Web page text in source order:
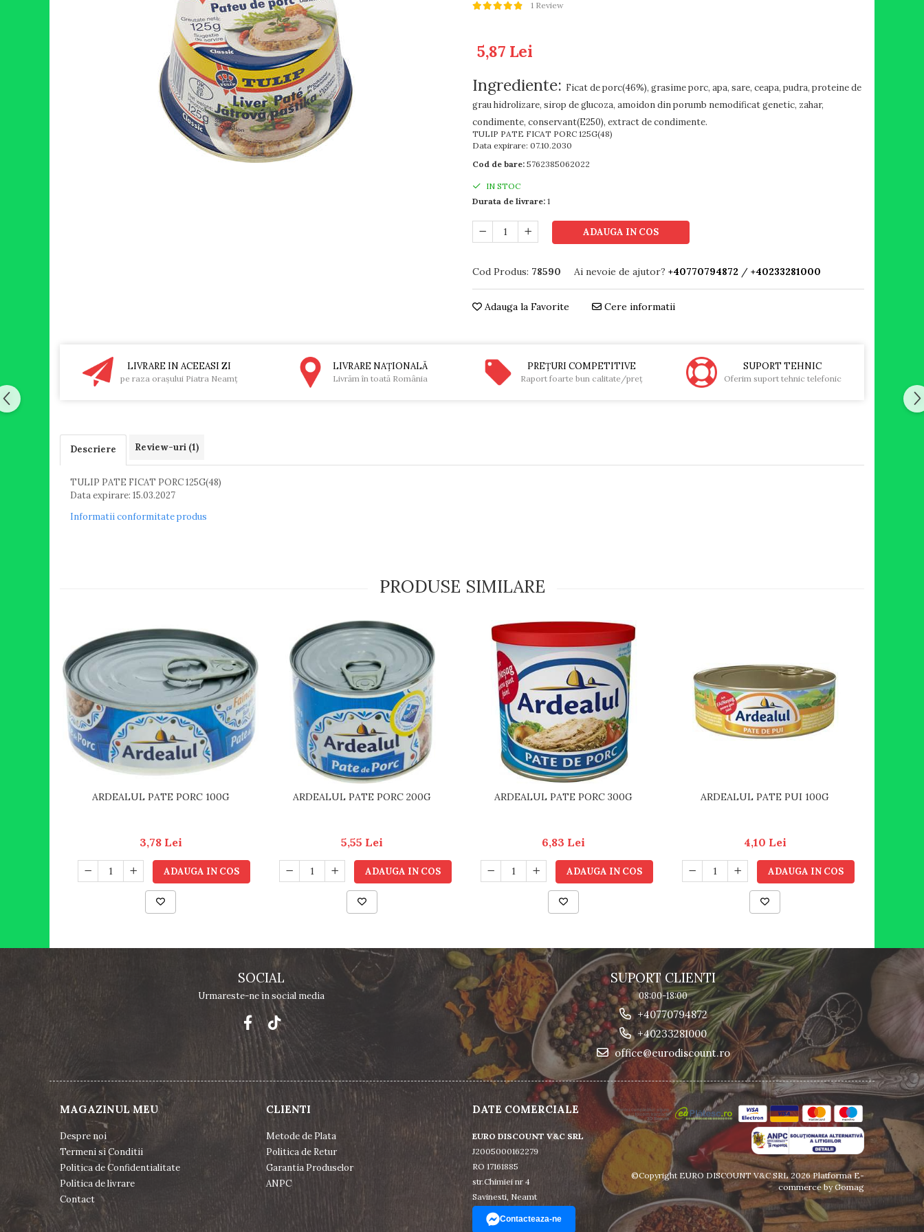
1 Review
5,87 Lei
Ingrediente: Ficat de porc(46%), grasime porc, apa, sare, ceapa, pudra, proteine de
grau hidrolizare, sirop de glucoza, amoidon din porumb nemodificat genetic, zahar,
condimente, conservant(E250), extract de condimente.
TULIP PATE FICAT PORC 125G(48)
Data expirare: 07.10.2030
Cod de bare: 5762385062022
IN STOC
Durata de livrare: 1
ADAUGA IN COS
Cod Produs: 78590 Ai nevoie de ajutor? +40770794872 / +40233281000
Adauga la Favorite Cere informatii
LIVRARE IN ACEEASI ZI
pe raza oraşului Piatra Neamţ
LIVRARE NAŢIONALĂ
Livrăm în toată România
PREŢURI COMPETITIVE
Raport foarte bun calitate/preţ
SUPORT TEHNIC
Oferim suport tehnic telefonic
Descriere Review-uri (1)
TULIP PATE FICAT PORC 125G(48)
Data expirare: 15.03.2027
Informatii conformitate produs
PRODUSE SIMILARE
ARDEALUL PATE PORC 100G
3,78 Lei
ADAUGA IN COS
ARDEALUL PATE PORC 200G
5,55 Lei
ADAUGA IN COS
ARDEALUL PATE PORC 300G
6,83 Lei
ADAUGA IN COS
ARDEALUL PATE PUI 100G
4,10 Lei
ADAUGA IN COS
SOCIAL
Urmareste-ne in social media
SUPORT CLIENTI
08:00-18:00
+40770794872
+40233281000
office@eurodiscount.ro
MAGAZINUL MEU
Despre noi
Termeni si Conditii
Politica de Confidentialitate
Politica de livrare
Contact
CLIENTI
Metode de Plata
Politica de Retur
Garantia Produselor
ANPC
DATE COMERCIALE
EURO DISCOUNT V&C SRL
J2005000162279
RO 17161885
str.Chimiei nr 4
Savinesti, Neamt
Contacteaza-ne
©Copyright EURO DISCOUNT V&C SRL 2026Platforma E-
commerce by Gomag